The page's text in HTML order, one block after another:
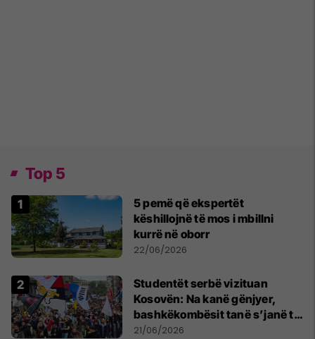
Top 5
5 pemë që ekspertët
këshillojnë të mos i mbillni
kurrë në oborr
22/06/2026
Studentët serbë vizituan
Kosovën: Na kanë gënjyer,
bashkëkombësit tanë s’janë të
shtypur
21/06/2026